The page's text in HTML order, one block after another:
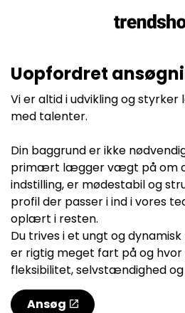
Uopfordret
Vi er altid i udvikling og
med talenter.
Din baggrund er ikke
primært lægger vægt på om
indstilling, er mødestabil og
profil der passer i ind i vores
oplært i resten.
Du trives i et ungt og
er rigtig meget fart på og
fleksibilitet, selvstændighed
Ansøg